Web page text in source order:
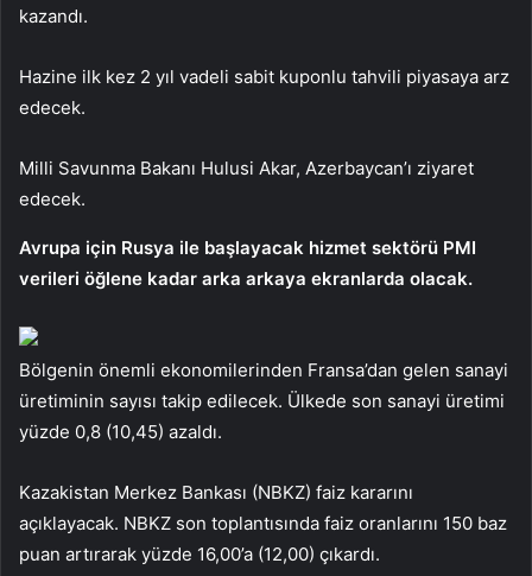
kazandı.
Hazine ilk kez 2 yıl vadeli sabit kuponlu tahvili piyasaya arz
edecek.
Milli Savunma Bakanı Hulusi Akar, Azerbaycan’ı ziyaret
edecek.
Avrupa için Rusya ile başlayacak hizmet sektörü PMI
verileri öğlene kadar arka arkaya ekranlarda olacak.
Bölgenin önemli ekonomilerinden Fransa’dan gelen sanayi
üretiminin sayısı takip edilecek. Ülkede son sanayi üretimi
yüzde 0,8 (10,45) azaldı.
Kazakistan Merkez Bankası (NBKZ) faiz kararını
açıklayacak. NBKZ son toplantısında faiz oranlarını 150 baz
puan artırarak yüzde 16,00’a (12,00) çıkardı.